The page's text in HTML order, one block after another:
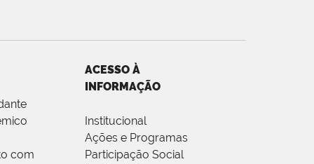
com
ACESSO À
INFORMAÇÃO
Institucional
Ações e Programas
Participação Social